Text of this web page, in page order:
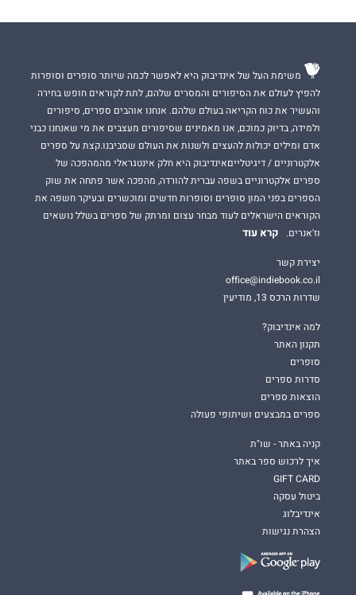
משימת העל של אינדיבוק היא לאפשר לכמה שיותר סופרים וסופרות
להפיץ לעולם את הסיפורים והמסרים שלהם, לתת לקוראים חופש בחירה
והעשיר את כוח הקריאה בעולם שלהם. אנחנו אוהבים ספרים, סיפורים
ולמידה, בדיוק כמוכם, אנו מאמינים שסיפורים מעצבים את מי שאנחנו כבני
אדם ומילים יכולות להעצים ולשנות את העולם שסביבנו.קצת על ספרים
אלקטרוניים / דיגיטלייםאינדיבוק היא חלק אינטגראלי מהמהפכה של
ספרים אלקטרוניים בשפה עברית להורדה, מהפכה אשר פתחה את שוק
הספרים בפני המון סופרים וסופרות חדשים ומוכשרים ובעיקר חשפה את
הקוראים הישראלים לעוד מבחר עצום ומרתק של ספרים בשלל נושאים
וז'אנרים.
קרא עוד
יצירת קשר
office@indiebook.co.il
שדרות הרכס 13, מודיעין
למה אינדיבוק?
תקנון האתר
סופרים
סדרות ספרים
הוצאות ספרים
ספרים במבצעים ושיתופי פעולה
קניה באתר - שו"ת
איך לרכוש ספר באתר
GIFT CARD
ביטול עסקה
אינדיבלוג
הצהרת נגישות